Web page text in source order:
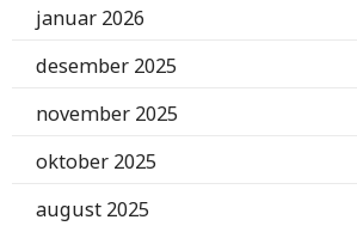
januar 2026
desember 2025
november 2025
oktober 2025
august 2025